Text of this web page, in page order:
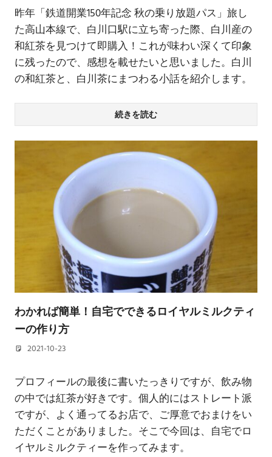
昨年「鉄道開業150年記念 秋の乗り放題パス」旅し
た高山本線で、白川口駅に立ち寄った際、白川産の
和紅茶を見つけて即購入！これが味わい深くて印象
に残ったので、感想を載せたいと思いました。白川
の和紅茶と、白川茶にまつわる小話を紹介します。
続きを読む
わかれば簡単！自宅でできるロイヤルミルクティ
ーの作り方
2021-10-23
プロフィールの最後に書いたっきりですが、飲み物
の中では紅茶が好きです。個人的にはストレート派
ですが、よく通ってるお店で、ご厚意でおまけをい
ただくことがありました。そこで今回は、自宅でロ
イヤルミルクティーを作ってみます。